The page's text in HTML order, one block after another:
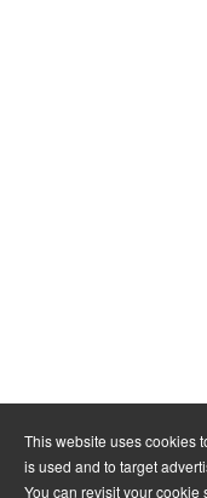
This website uses cookies
is used and to target
You can revisit your cookie